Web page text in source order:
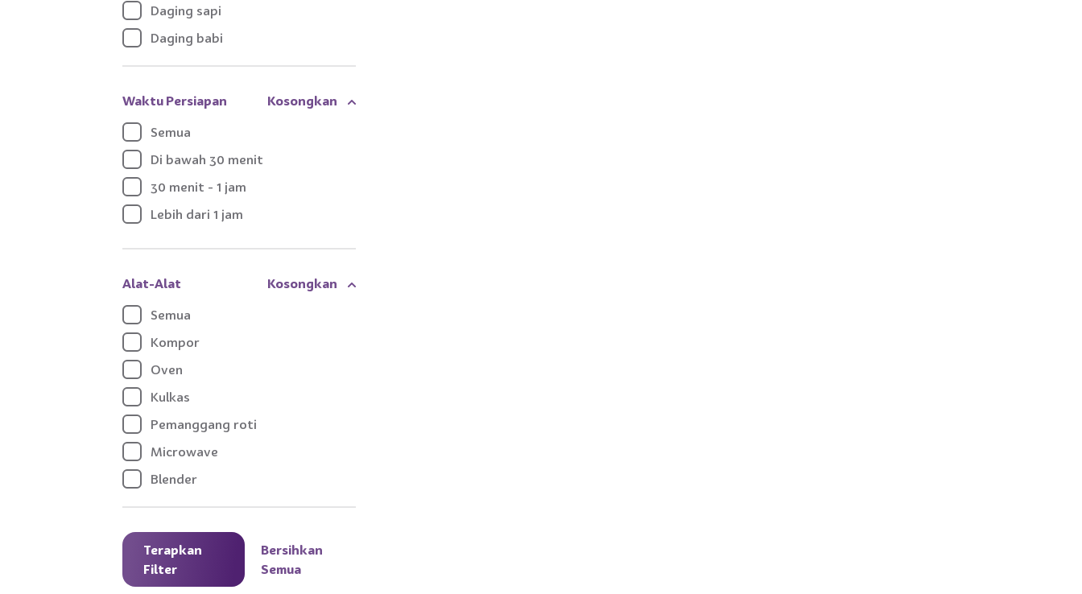
Daging sapi
Daging babi
Sayuran
Waktu Persiapan
Kosongkan
Semua
Di bawah 30 menit
30 menit - 1 jam
Lebih dari 1 jam
Alat-Alat
Kosongkan
Semua
Kompor
Oven
Kulkas
Pemanggang roti
Microwave
Blender
Airfryer
Terapkan
Filter
Bersihkan
Semua